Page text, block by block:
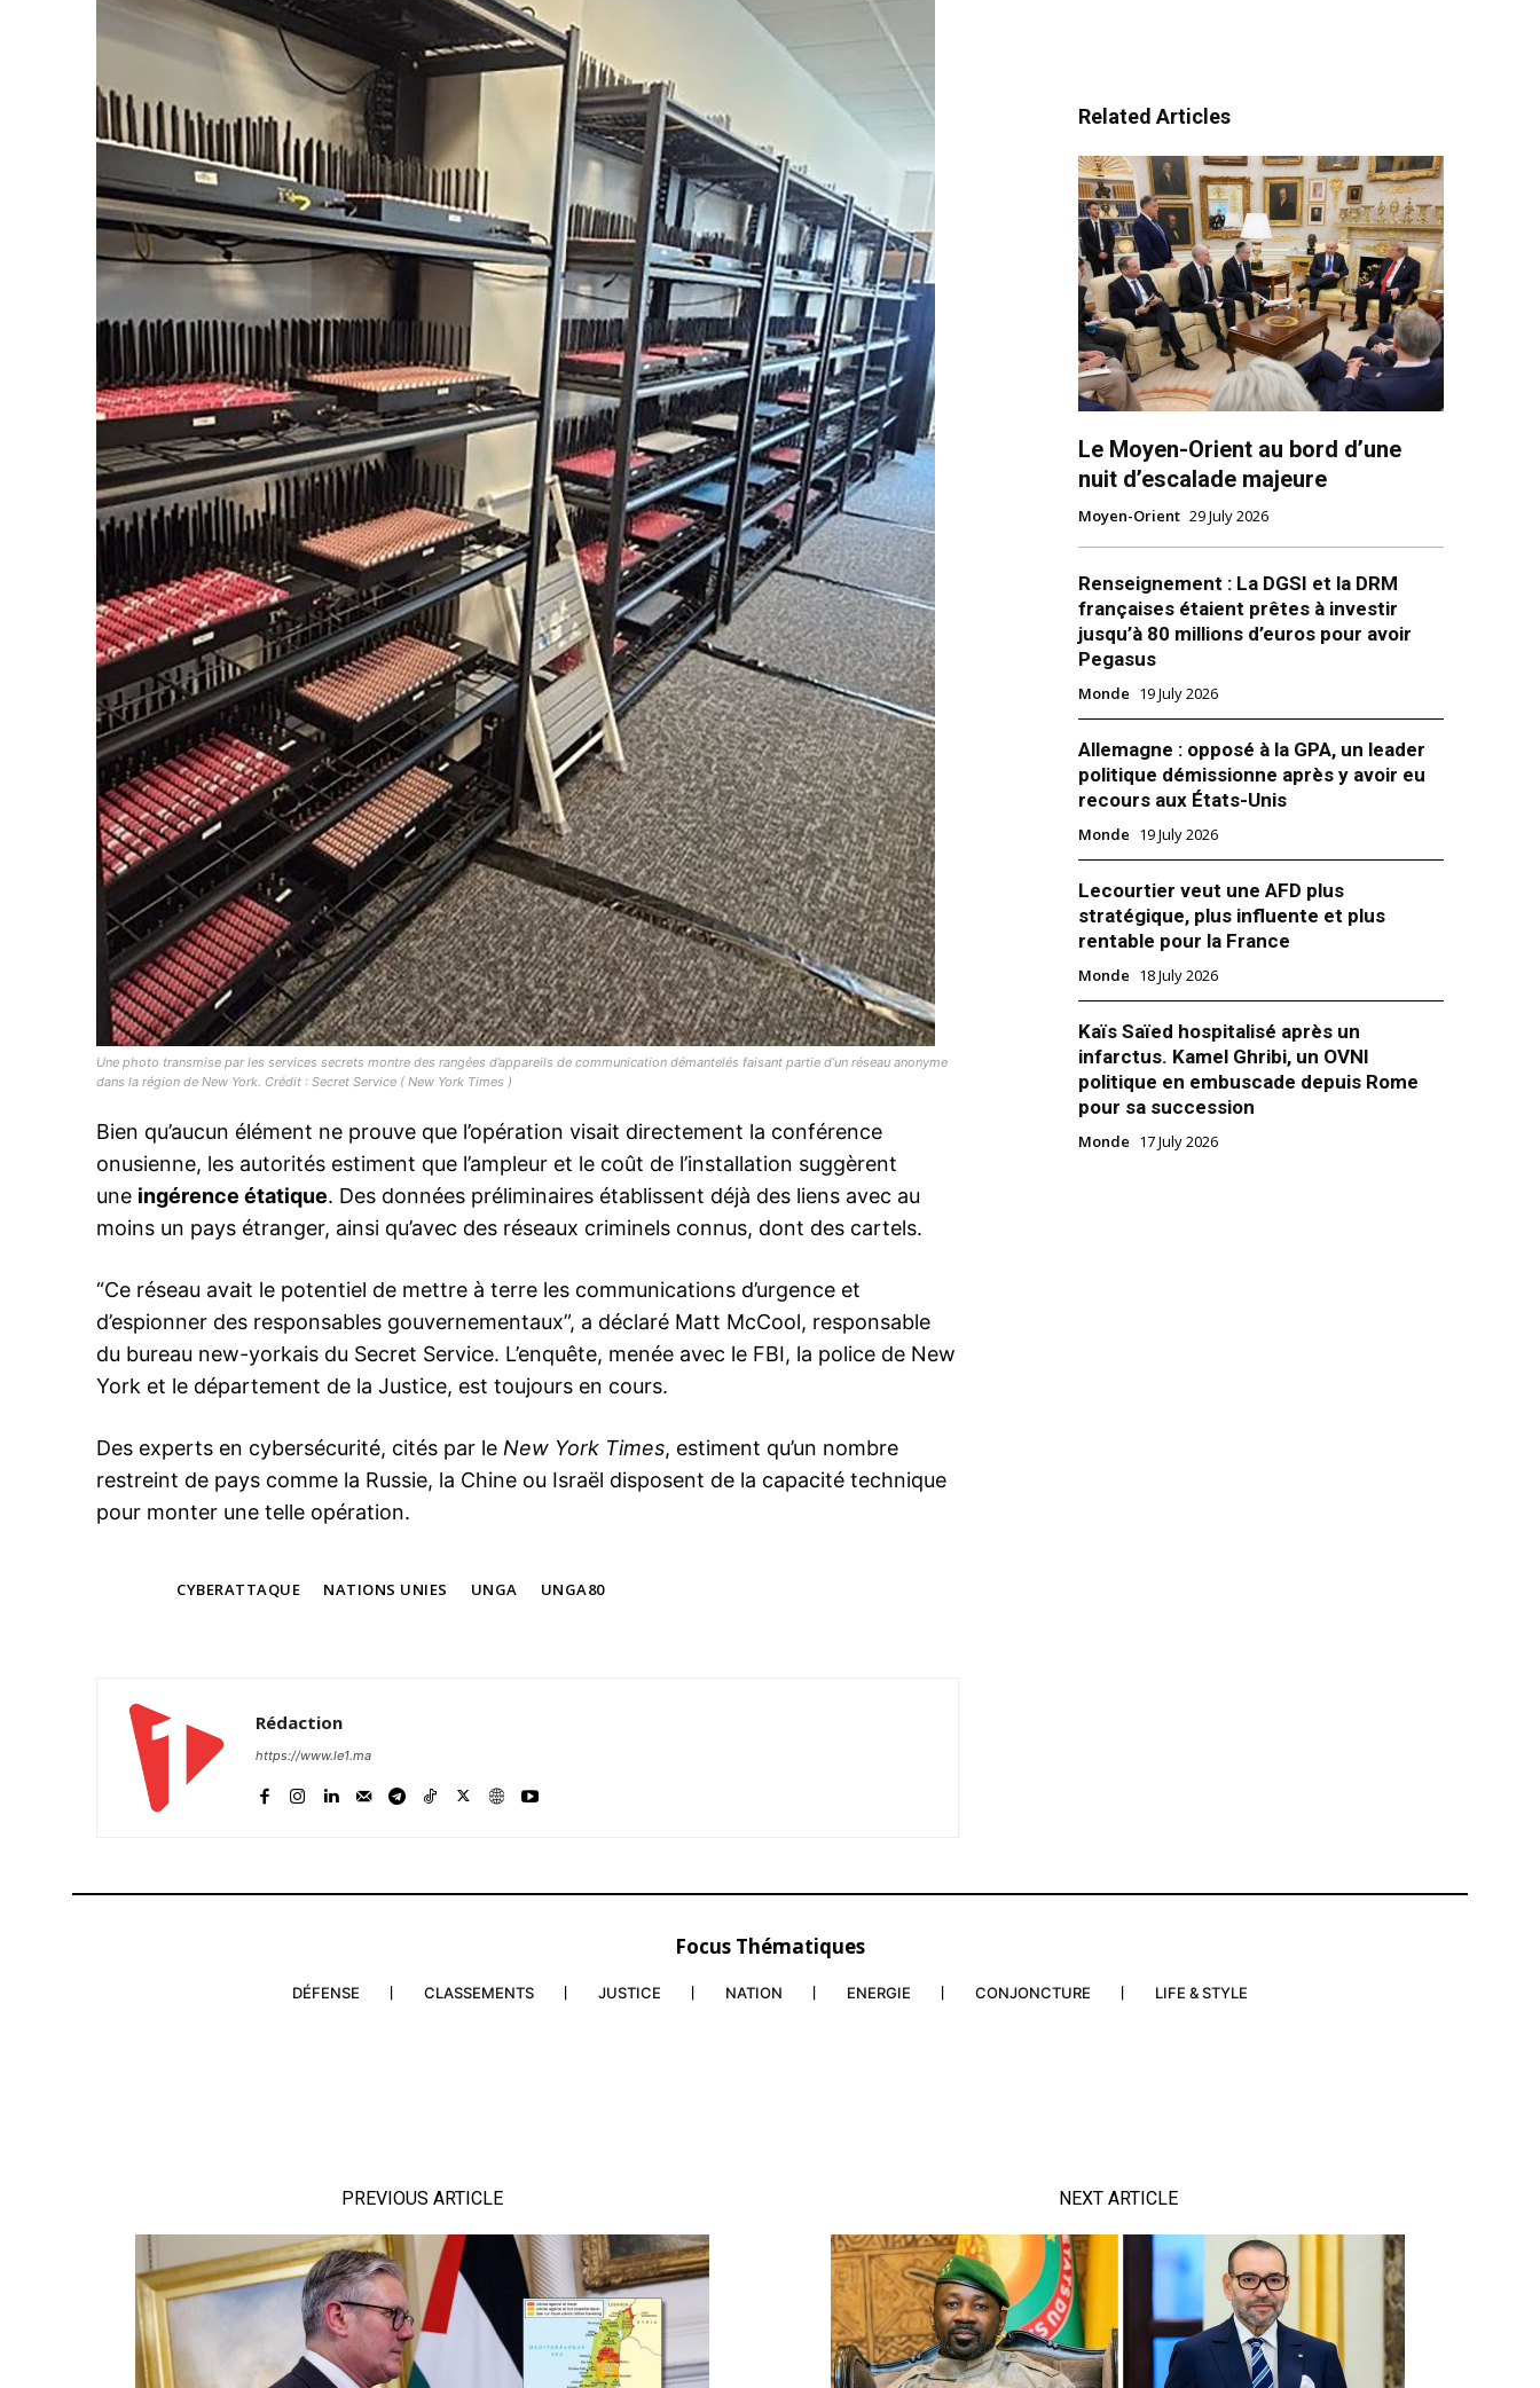
le1.ma
l'intelligence de
l'information
S'ABONNER MAINTENANT
Insight Publications
À propos
Nous contacter
Formules d’abonnement
Mon compte
Related
De Marrakech, Antonio Guterres lance le
nouveau réseau des Nations unies pour les
migrations
A quelques heures du démarrage des
travaux de la conférence
Pacte mondial pour des migrations sûres,
ordonnées et régulières, le Secrétaire
général des Nations Unies, Antonio
Guterres, a réuni dimanche soir, lors d’une
réception donnée à Marrakech, les chefs
des délégations des pays présents à ce…
9 December 2018
In "Diplomatie"
Démantèlement d’un réseau de trafic
international de drogue à Casablanca
27 November 2025
In "Sécurité"
Israël a placé du matériel d’espionnage à la
Maison Blanche et à Washington
Les services de renseignements
américains ont accusé Israël d’avoir placé
des dispositifs de surveillance par
téléphone portable près de la Maison-
selon une enquête publiée aujourd’hui par
12 September 2019
Une photo transmise par les services secrets montre des rangées d’appareils de communication démantelés faisant partie d’un réseau anonyme
dans la région de New York. Crédit : Secret Service ( New York Times )
Bien qu’aucun élément ne prouve que l’opération visait directement la conférence
onusienne, les autorités estiment que l’ampleur et le coût de l’installation suggèrent
une ingérence étatique. Des données préliminaires établissent déjà des liens avec au
moins un pays étranger, ainsi qu’avec des réseaux criminels connus, dont des cartels.
“Ce réseau avait le potentiel de mettre à terre les communications d’urgence et
d’espionner des responsables gouvernementaux”, a déclaré Matt McCool, responsable
du bureau new-yorkais du Secret Service. L’enquête, menée avec le FBI, la police de New
York et le département de la Justice, est toujours en cours.
Des experts en cybersécurité, cités par le New York Times, estiment qu’un nombre
restreint de pays comme la Russie, la Chine ou Israël disposent de la capacité technique
pour monter une telle opération.
CYBERATTAQUE NATIONS UNIES UNGA UNGA80
Rédaction
https://www.le1.ma
Related Articles
Le Moyen-Orient au bord d’une
nuit d’escalade majeure
Moyen-Orient 29 July 2026
Renseignement : La DGSI et la DRM
françaises étaient prêtes à investir
jusqu’à 80 millions d’euros pour avoir
Pegasus
Monde 19 July 2026
Allemagne : opposé à la GPA, un leader
politique démissionne après y avoir eu
recours aux États-Unis
Monde 19 July 2026
Lecourtier veut une AFD plus
stratégique, plus influente et plus
rentable pour la France
Monde 18 July 2026
Kaïs Saïed hospitalisé après un
infarctus. Kamel Ghribi, un OVNI
politique en embuscade depuis Rome
pour sa succession
Monde 17 July 2026
Focus Thématiques
DÉFENSE CLASSEMENTS JUSTICE NATION ENERGIE CONJONCTURE LIFE & STYLE
PREVIOUS ARTICLE NEXT ARTICLE